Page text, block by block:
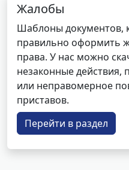
Жалобы
Шаблоны документов,
правильно оформить
права. У нас можно
незаконные действия,
или неправомерное
приставов.
Перейти в раздел